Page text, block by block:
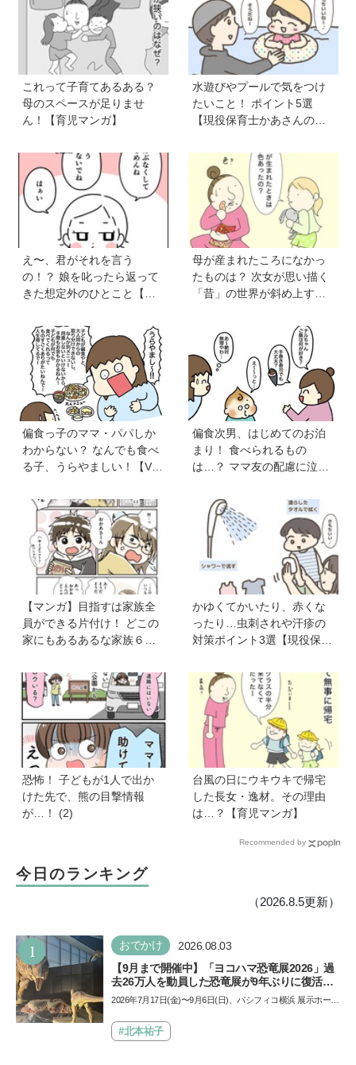
これって子育てあるある？
母のスペースが足りませ
ん！【育児マンガ】
水遊びやプールで気をつけ
たいこと！ ポイント5選
【現役保育士かあさんの子
え〜、君がそれを言う
の！？ 娘を叱ったら返って
きた想定外のひとこと【育
母が産まれたころになかっ
たものは？ 次女が思い描く
「昔」の世界が斜め上すぎ
偏食っ子のママ・パパしか
わからない？ なんでも食べ
る子、うらやましい！【VS
の！？】vol.54
偏食次男、はじめてのお泊
まり！ 食べられるもの
は…？ ママ友の配慮に泣い
べるの！？】vol.53
【マンガ】目指すは家族全
員ができる片付け！ どこの
家にもあるあるな家族６人
感の嵐
かゆくてかいたり、赤くな
ったり…虫刺されや汗疹の
対策ポイント3選【現役保育
ト】
恐怖！ 子どもが1人で出か
けた先で、熊の目撃情報
が…！ (2)
台風の日にウキウキで帰宅
した長女・逸材。その理由
は…？【育児マンガ】
Recommended by
今日のランキング
（2026.8.5更新）
1 おでかけ 2026.08.03
【9月まで開催中】「ヨコハマ恐竜展2026」過
去26万人を動員した恐竜展が9年ぶりに復活！
夏休みのおでかけで楽しむポイントを完全ガイ
2026年7月17日(金)〜9月6日(日)、パシフィコ横浜 展示ホール
催…#北本祐子